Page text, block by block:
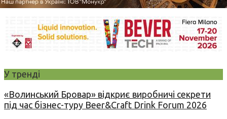
У тренді
«Волинський Бровар» відкриє виробничі секрети
під час бізнес-туру Beer&Craft Drink Forum 2026